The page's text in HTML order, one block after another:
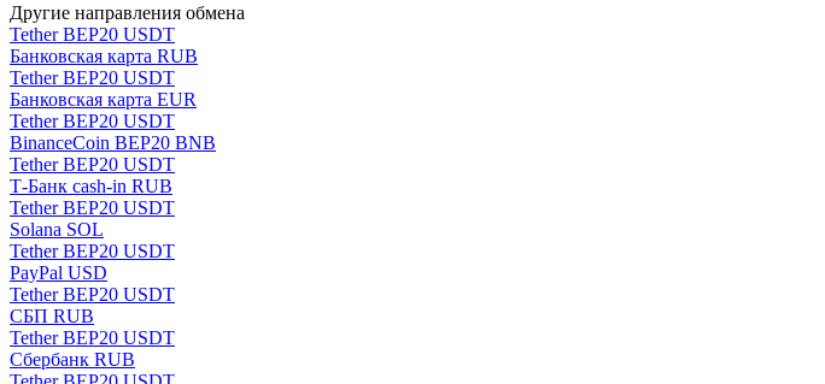
Другие направления обмена
Tether BEP20 USDT
Банковская карта RUB
Tether BEP20 USDT
Банковская карта EUR
Tether BEP20 USDT
BinanceCoin BEP20 BNB
Tether BEP20 USDT
Т-Банк cash-in RUB
Tether BEP20 USDT
Solana SOL
Tether BEP20 USDT
PayPal USD
Tether BEP20 USDT
СБП RUB
Tether BEP20 USDT
Сбербанк RUB